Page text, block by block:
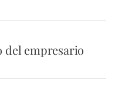
del empresario